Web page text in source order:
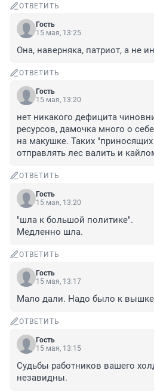
ОТВЕТИТЬ
Гость
15 мая, 13:25
Она, наверняка, патриот, а не
ОТВЕТИТЬ
Гость
15 мая, 13:20
нет никакого дефицита
ресурсов, дамочка много о
на макушке. Таких
отправлять лес валить и
ОТВЕТИТЬ
Гость
15 мая, 13:20
"шла к большой политике".
Медленно шла.
ОТВЕТИТЬ
Гость
15 мая, 13:17
Мало дали. Надо было к вышке
ОТВЕТИТЬ
Гость
15 мая, 13:15
Судьбы работников вашего
незавидны.